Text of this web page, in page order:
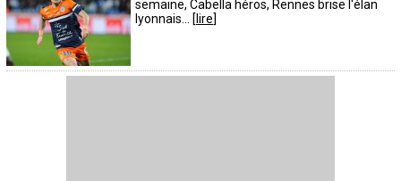
semaine, Cabella héros, Rennes brise l'élan
lyonnais... [ lire]